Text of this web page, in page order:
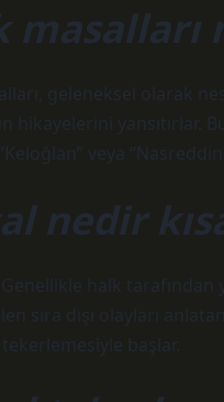
masalları
geleneksel olarak
hikayelerini yansıtırlar.
veya
nedir
halk tarafından
sıra dışı olayları
başlar.